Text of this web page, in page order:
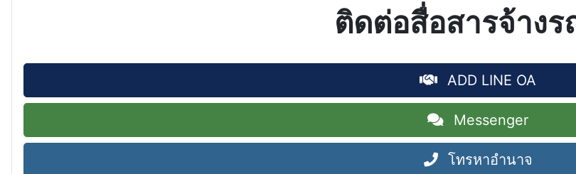
ติดต่อสื่อสารจ้างร
ADD LINE OA
Messenger
โทรหาอำนาจ